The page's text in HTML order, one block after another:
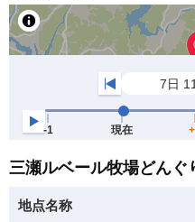
三瀬ルベール牧場どんぐ
地点名称